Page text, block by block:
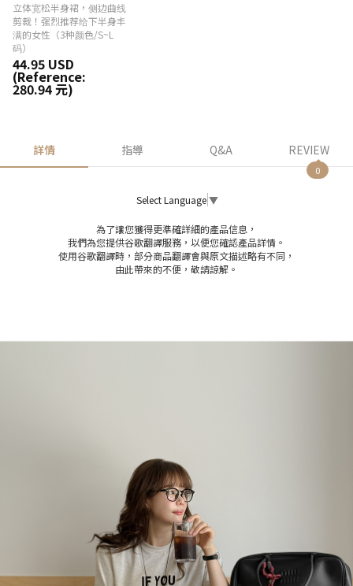
立体宽松半身裙，侧边曲线
剪裁！强烈推荐给下半身丰
满的女性（3种颜色/S~L
码）
44.95 USD
(Reference:
280.94 元)
詳情 指導 Q&A REVIEW
0
Select Language ▼
為了讓您獲得更準確詳細的產品信息，
我們為您提供谷歌翻譯服務，以便您確認產品詳情。
使用谷歌翻譯時，部分商品翻譯會與原文描述略有不同，
由此帶來的不便，敬請諒解。